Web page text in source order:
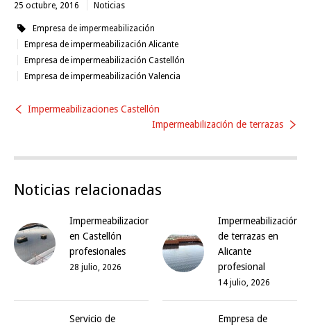
25 octubre, 2016 Noticias
Empresa de impermeabilización
Empresa de impermeabilización Alicante
Empresa de impermeabilización Castellón
Empresa de impermeabilización Valencia
Impermeabilizaciones Castellón
Impermeabilización de terrazas
Noticias relacionadas
Impermeabilizaciones
en Castellón
profesionales
28 julio, 2026
Impermeabilización
de terrazas en
Alicante
profesional
14 julio, 2026
Servicio de
Empresa de